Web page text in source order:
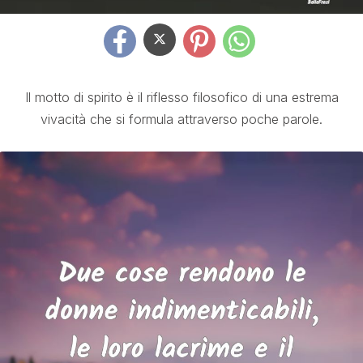
Il motto di spirito è il riflesso filosofico di una estrema
vivacità che si formula attraverso poche parole.